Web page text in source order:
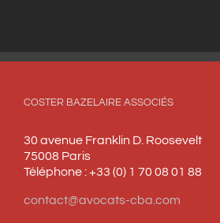
COSTER BAZELAIRE ASSOCIÉS
30 avenue Franklin D. Roosevelt
75008 Paris
Téléphone : +33 (0) 1 70 08 01 88
contact@avocats-cba.com